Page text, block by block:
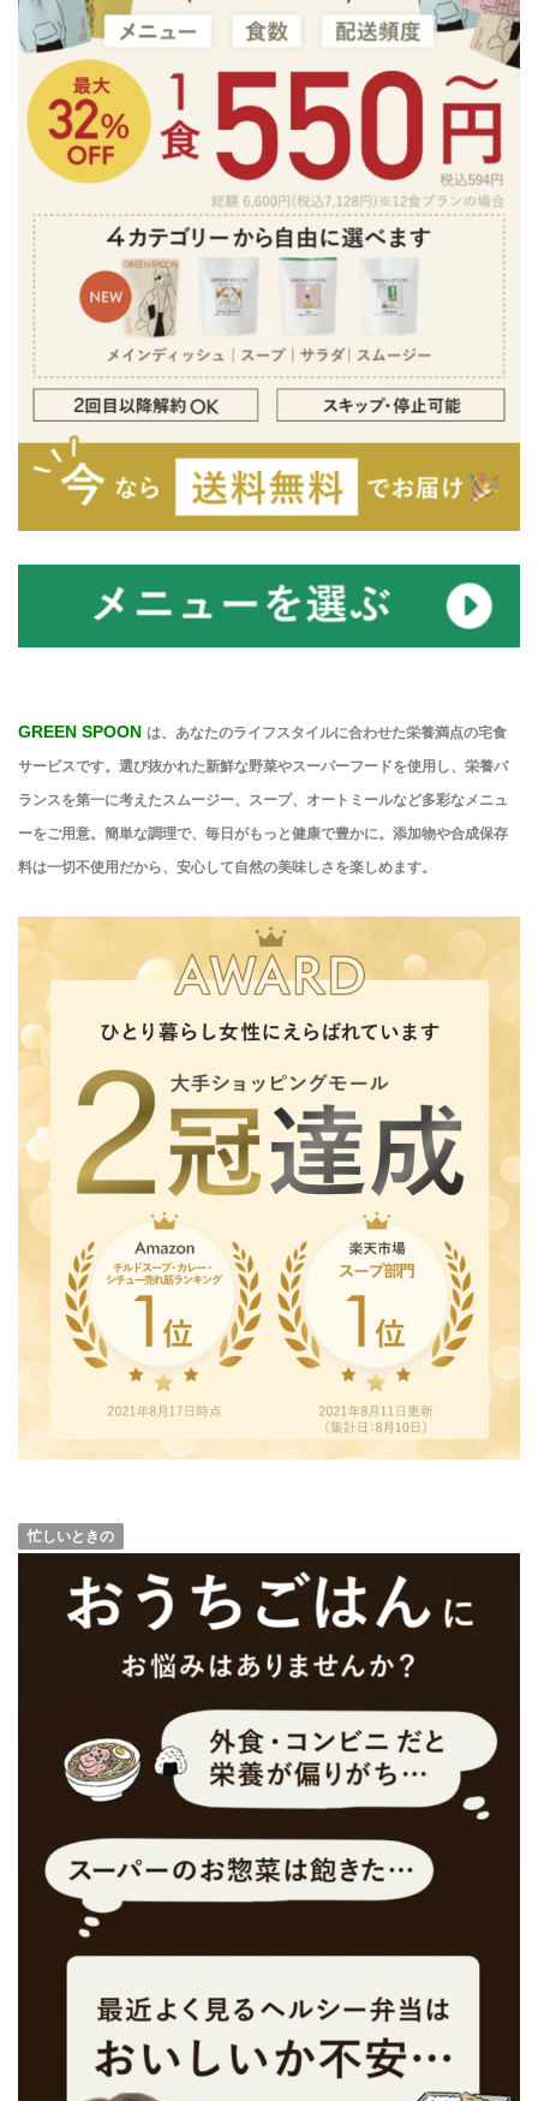
GREEN SPOON は、あなたのライフスタイルに合わせた栄養満点の宅食
サービスです。選び抜かれた新鮮な野菜やスーパーフードを使用し、栄養バ
ランスを第一に考えたスムージー、スープ、オートミールなど多彩なメニュ
ーをご用意。簡単な調理で、毎日がもっと健康で豊かに。添加物や合成保存
料は一切不使用だから、安心して自然の美味しさを楽しめます。
忙しいときの